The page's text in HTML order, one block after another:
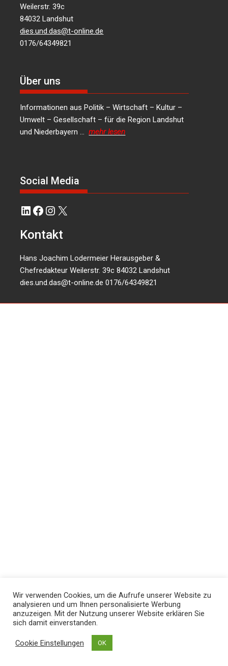
Weilerstr. 39c
84032 Landshut
dies.und.das@t-online.de
0176/64349821
Über uns
Informationen aus Politik – Wirtschaft – Kultur –
Umwelt – Gesellschaft – für die Region Landshut
und Niederbayern …mehr lesen
Social Media
LinkedIn
Facebook
Instagram
X
Kontakt
Hans Joachim Lodermeier Herausgeber &
Chefredakteur Weilerstr. 39c 84032 Landshut
dies.und.das@t-online.de 0176/64349821
Wir verwenden Cookies, um die Aufrufe unserer Website zu
analysieren und um Ihnen personalisierte Werbung
anzuzeigen. Mit der Nutzung unserer Website erklären Sie
sich damit einverstanden.
Cookie Einstellungen OK